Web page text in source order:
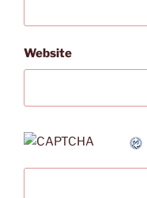
Website